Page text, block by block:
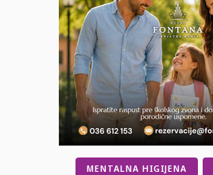
MENTALNA HIGIJENA